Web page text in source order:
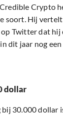
Crypto
soort. Hij
Twitter dat hij
dit jaar nog
dollar
30.000 dollar